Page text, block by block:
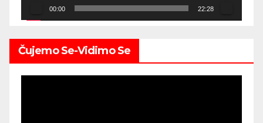
00:00 22:28
Čujemo Se-Vidimo Se